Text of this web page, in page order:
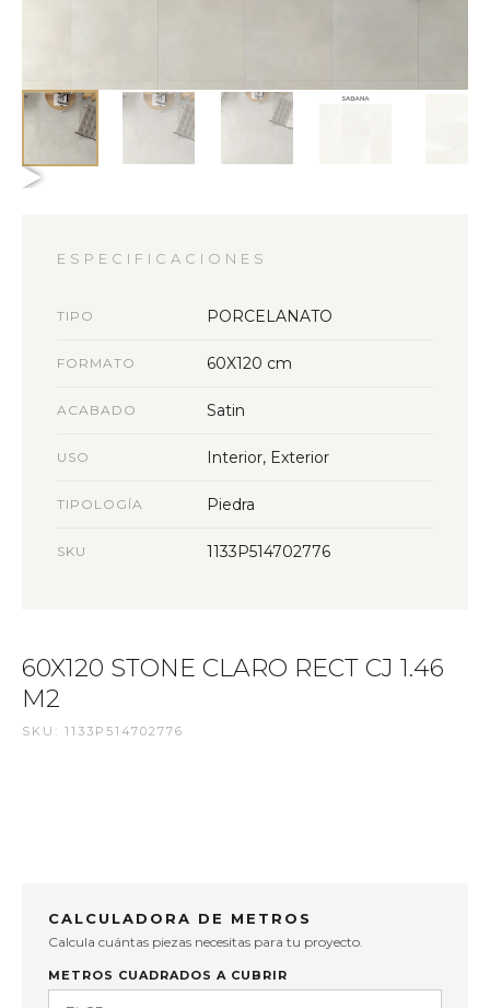
ESPECIFICACIONES
TIPO PORCELANATO
FORMATO 60X120 cm
ACABADO Satin
USO Interior, Exterior
TIPOLOGÍA Piedra
SKU 1133P514702776
60X120 STONE CLARO RECT CJ 1.46
M2
SKU: 1133P514702776
CALCULADORA DE METROS
Calcula cuántas piezas necesitas para tu proyecto.
METROS CUADRADOS A CUBRIR